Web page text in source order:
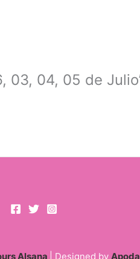
03, 04, 05 de
Alsana | Designed by